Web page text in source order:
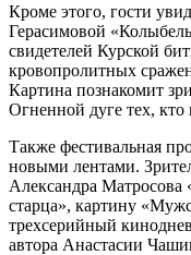
Кроме этого, гости
Герасимовой
свидетелей Курской
кровопролитных
Картина познакомит
Огненной дуге тех,
Также фестивальная
новыми лентами.
Александра Матросова
старца», картину
трехсерийный
автора Анастасии